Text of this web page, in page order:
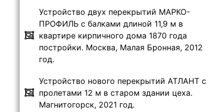
Устройство двух перекрытий МАРКО-
ПРОФИЛЬ с балками длиной 11,9 м в
квартире кирпичного дома 1870 года
постройки. Москва, Малая Бронная, 2012
год.
Устройство нового перекрытий АТЛАНТ с
пролетами 12 м в старом здании цеха.
Магнитогорск, 2021 год.